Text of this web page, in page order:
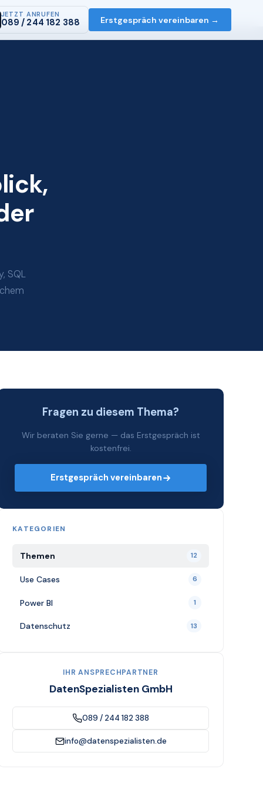
JETZT ANRUFEN
089 / 244 182 388 Erstgespräch vereinbaren →
SQL
Fragen zu diesem Thema?
Wir beraten Sie gerne — das Erstgespräch ist
kostenfrei.
Erstgespräch vereinbaren
KATEGORIEN
Themen 12
Use Cases 6
Power BI 1
Datenschutz 13
IHR ANSPRECHPARTNER
DatenSpezialisten GmbH
089 / 244 182 388
info@datenspezialisten.de